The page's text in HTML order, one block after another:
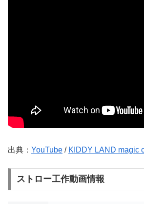
出典： YouTube / KIDDY LAND magic
ストロー工作動画情報